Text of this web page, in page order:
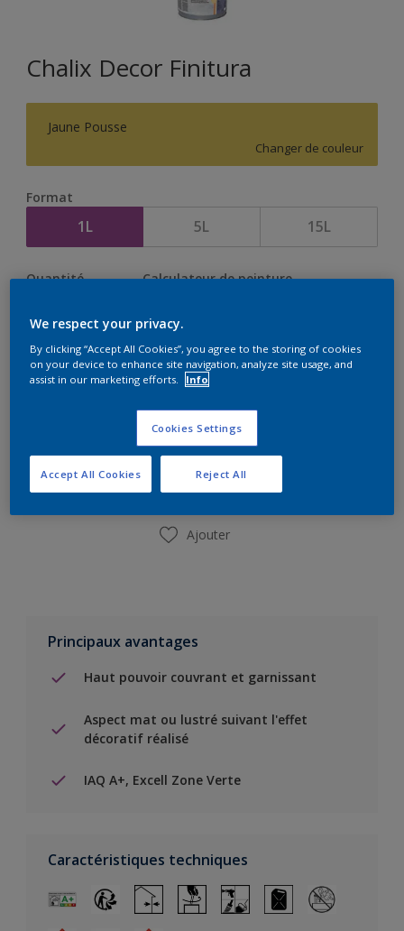
Chalix Decor Finitura
Jaune Pousse
Changer de couleur
Format
1L 5L 15L
Quantité Calculateur de peinture
Ajouter à la liste d’achats
Trouver un magasin
Ajouter
Principaux avantages
Haut pouvoir couvrant et garnissant
Aspect mat ou lustré suivant l'effet
décoratif réalisé
IAQ A+, Excell Zone Verte
Caractéristiques techniques
We respect your privacy.
By clicking “Accept All Cookies”, you agree to the storing of cookies
on your device to enhance site navigation, analyze site usage, and
assist in our marketing efforts.
Info
Cookies Settings
Reject All
Accept All Cookies